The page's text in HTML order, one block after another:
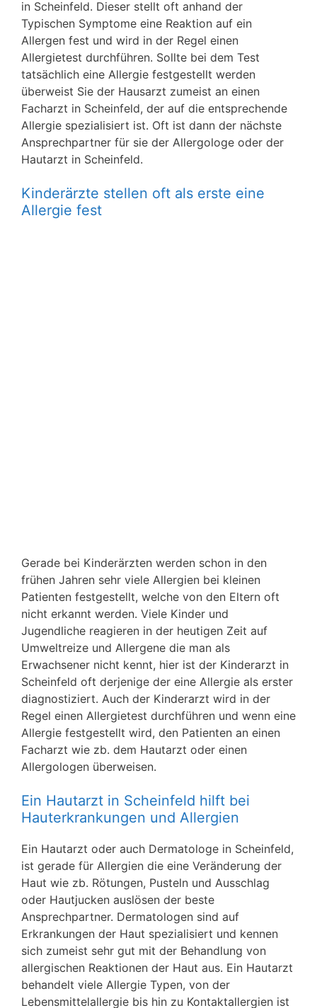
in Scheinfeld. Dieser stellt oft anhand der
Typischen Symptome eine Reaktion auf ein
Allergen fest und wird in der Regel einen
Allergietest durchführen. Sollte bei dem Test
tatsächlich eine Allergie festgestellt werden
überweist Sie der Hausarzt zumeist an einen
Facharzt in Scheinfeld, der auf die entsprechende
Allergie spezialisiert ist. Oft ist dann der nächste
Ansprechpartner für sie der Allergologe oder der
Hautarzt in Scheinfeld.
Kinderärzte stellen oft als erste eine
Allergie fest
Gerade bei Kinderärzten werden schon in den
frühen Jahren sehr viele Allergien bei kleinen
Patienten festgestellt, welche von den Eltern oft
nicht erkannt werden. Viele Kinder und
Jugendliche reagieren in der heutigen Zeit auf
Umweltreize und Allergene die man als
Erwachsener nicht kennt, hier ist der Kinderarzt in
Scheinfeld oft derjenige der eine Allergie als erster
diagnostiziert. Auch der Kinderarzt wird in der
Regel einen Allergietest durchführen und wenn eine
Allergie festgestellt wird, den Patienten an einen
Facharzt wie zb. dem Hautarzt oder einen
Allergologen überweisen.
Ein Hautarzt in Scheinfeld hilft bei
Hauterkrankungen und Allergien
Ein Hautarzt oder auch Dermatologe in Scheinfeld,
ist gerade für Allergien die eine Veränderung der
Haut wie zb. Rötungen, Pusteln und Ausschlag
oder Hautjucken auslösen der beste
Ansprechpartner. Dermatologen sind auf
Erkrankungen der Haut spezialisiert und kennen
sich zumeist sehr gut mit der Behandlung von
allergischen Reaktionen der Haut aus. Ein Hautarzt
behandelt viele Allergie Typen, von der
Lebensmittelallergie bis hin zu Kontaktallergien ist